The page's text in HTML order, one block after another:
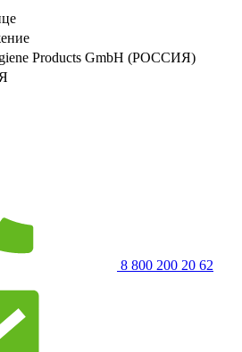
Products GmbH (РОССИЯ)
8 800 200 20 62